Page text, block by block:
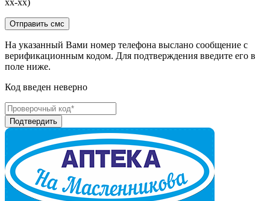
хх-хх)
На указанный Вами номер телефона выслано сообщение с
верификационным кодом. Для подтверждения введите его в
поле ниже.
Код введен неверно